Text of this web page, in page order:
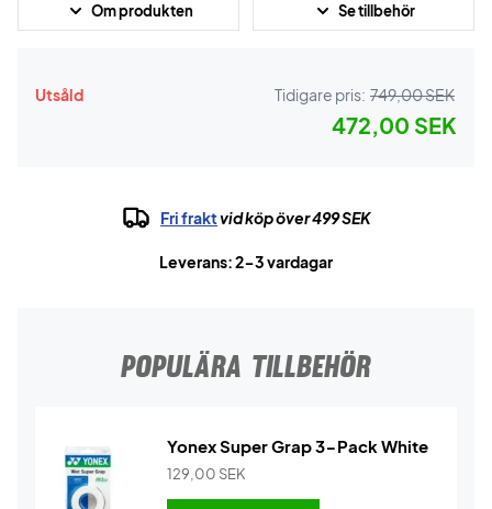
Om produkten Se tillbehör
Utsåld Tidigare pris: 749,00 SEK
472,00 SEK
Fri fraktvid köp över 499 SEK
Leverans: 2-3 vardagar
POPULÄRA TILLBEHÖR
Yonex Super Grap 3-Pack White
129,00 SEK